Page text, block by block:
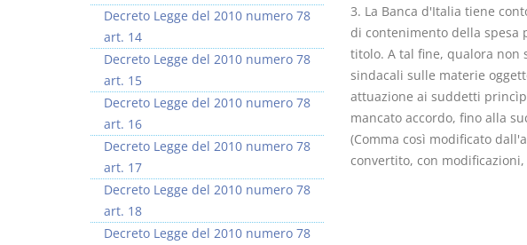
3. La Banca d'Italia tiene
di contenimento della spesa
titolo. A tal fine, qualora non
sindacali sulle materie
attuazione ai suddetti
mancato accordo, fino alla
(Comma così modificato
convertito, con
Decreto Legge del 2010 numero 78
art. 14
Decreto Legge del 2010 numero 78
art. 15
Decreto Legge del 2010 numero 78
art. 16
Decreto Legge del 2010 numero 78
art. 17
Decreto Legge del 2010 numero 78
art. 18
Decreto Legge del 2010 numero 78